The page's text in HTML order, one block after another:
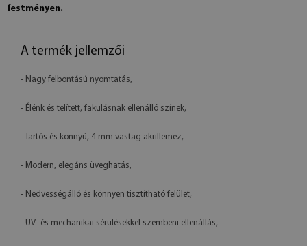
festményen.
A termék jellemzői
- Nagy felbontású nyomtatás,
- Élénk és telített, fakulásnak ellenálló színek,
- Tartós és könnyű, 4 mm vastag akrillemez,
- Modern, elegáns üveghatás,
- Nedvességálló és könnyen tisztítható felület,
- UV- és mechanikai sérülésekkel szembeni ellenállás,